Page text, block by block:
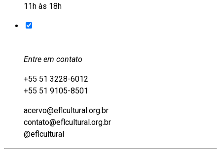
11h às 18h
Entre em contato
+55 51 3228-6012
+55 51 9105-8501
acervo@eflcultural.org.br
contato@eflcultural.org.br
@eflcultural